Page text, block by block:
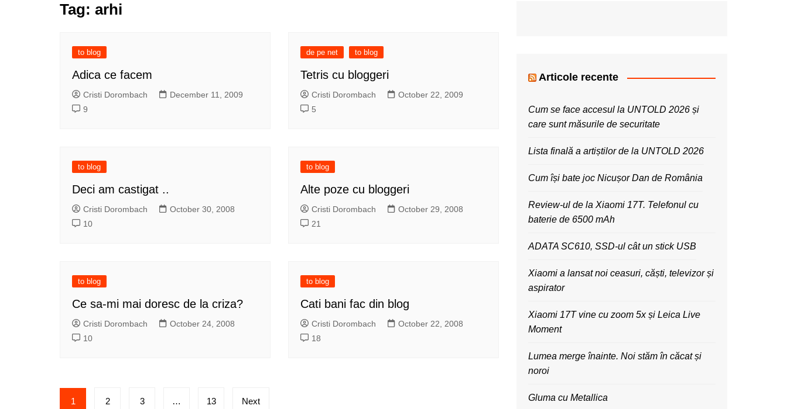
Tag: arhi
to blog
Adica ce facem
Cristi Dorombach
December 11, 2009
9
de pe net to blog
Tetris cu bloggeri
Cristi Dorombach
October 22, 2009
5
to blog
Deci am castigat ..
Cristi Dorombach
October 30, 2008
10
to blog
Alte poze cu bloggeri
Cristi Dorombach
October 29, 2008
21
to blog
Ce sa-mi mai doresc de la criza?
Cristi Dorombach
October 24, 2008
10
to blog
Cati bani fac din blog
Cristi Dorombach
October 22, 2008
18
Posts
1 2 3 … 13 Next
Articole recente
Cum se face accesul la UNTOLD 2026 și
care sunt măsurile de securitate
Lista finală a artiștilor de la UNTOLD 2026
Cum își bate joc Nicușor Dan de România
Review-ul de la Xiaomi 17T. Telefonul cu
baterie de 6500 mAh
ADATA SC610, SSD-ul cât un stick USB
Xiaomi a lansat noi ceasuri, căști, televizor și
aspirator
Xiaomi 17T vine cu zoom 5x și Leica Live
Moment
Lumea merge înainte. Noi stăm în căcat și
noroi
Gluma cu Metallica